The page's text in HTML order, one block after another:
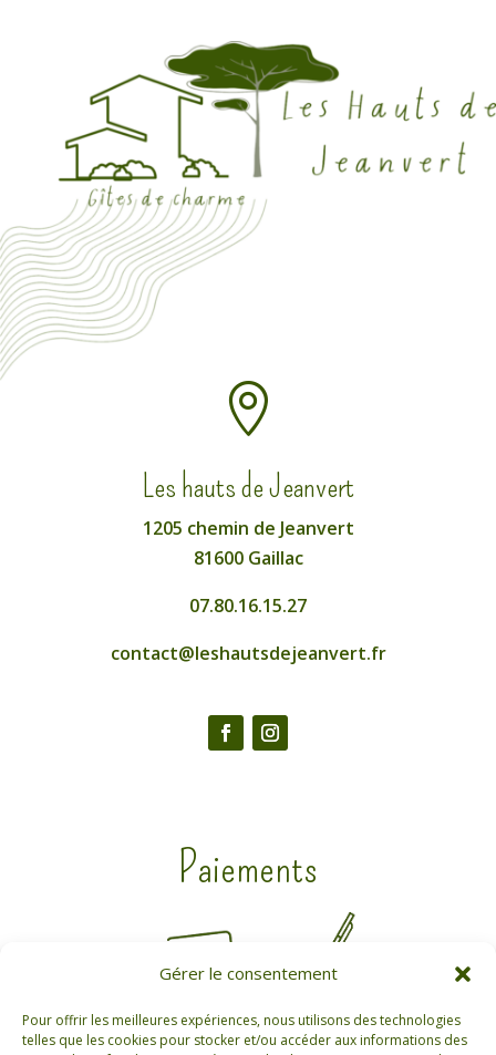
Gérer le consentement
Pour offrir les meilleures expériences, nous utilisons des technologies
telles que les cookies pour stocker et/ou accéder aux informations des

Les hauts de Jeanvert
1205 chemin de Jeanvert
81600 Gaillac
07.80.16.15.27
contact@leshautsdejeanvert.fr
Paiements